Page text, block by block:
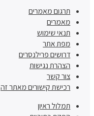
תרגום מאמרים
מאמרים
תנאי שימוש
מפת אתר
דרושים פרילנסרים
הצהרת נגישות
צור קשר
רכישת קישורים מאתר זה
תמלול ראיון